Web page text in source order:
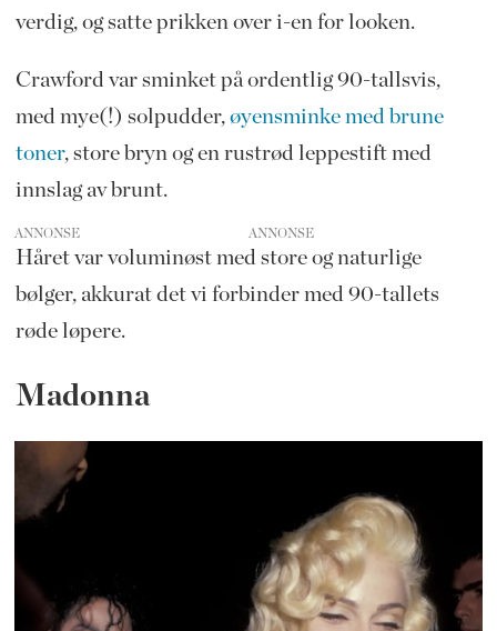
verdig, og satte prikken over i-en for looken.
Crawford var sminket på ordentlig 90-tallsvis,
med mye(!) solpudder, øyensminke med brune
toner, store bryn og en rustrød leppestift med
innslag av brunt.
ANNONSE
Håret var voluminøst med store og naturlige
bølger, akkurat det vi forbinder med 90-tallets
røde løpere.
Madonna